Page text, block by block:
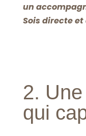
un
Sois directe
2.
qui